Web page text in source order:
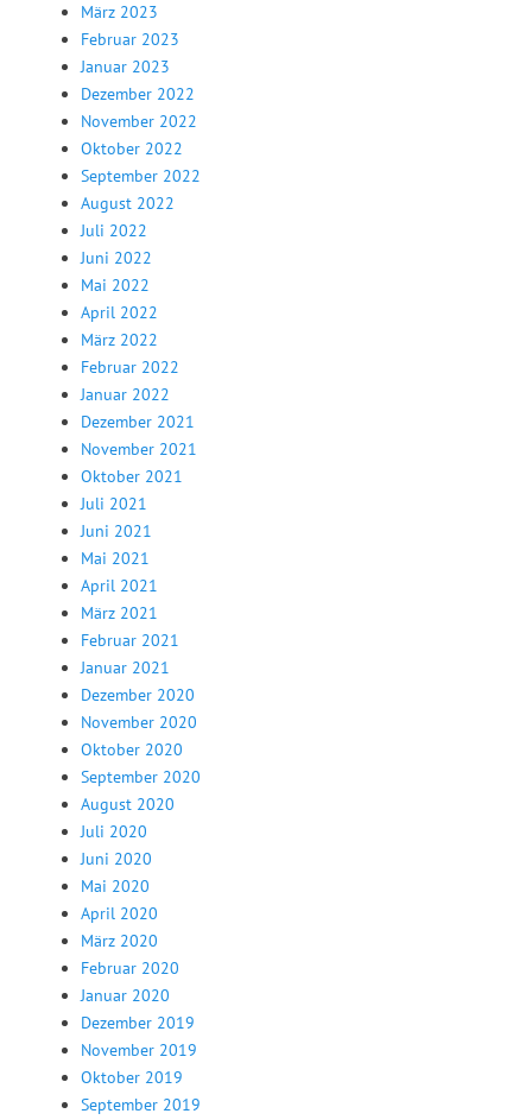
März 2023
Februar 2023
Januar 2023
Dezember 2022
November 2022
Oktober 2022
September 2022
August 2022
Juli 2022
Juni 2022
Mai 2022
April 2022
März 2022
Februar 2022
Januar 2022
Dezember 2021
November 2021
Oktober 2021
Juli 2021
Juni 2021
Mai 2021
April 2021
März 2021
Februar 2021
Januar 2021
Dezember 2020
November 2020
Oktober 2020
September 2020
August 2020
Juli 2020
Juni 2020
Mai 2020
April 2020
März 2020
Februar 2020
Januar 2020
Dezember 2019
November 2019
Oktober 2019
September 2019